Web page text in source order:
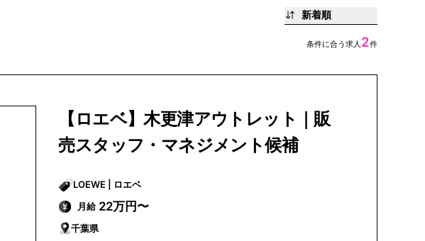
新着順
条件に合う求人 2件
【ロエベ】木更津アウトレット｜販
売スタッフ・マネジメント候補
LOEWE | ロエベ
月給 22万円〜
千葉県